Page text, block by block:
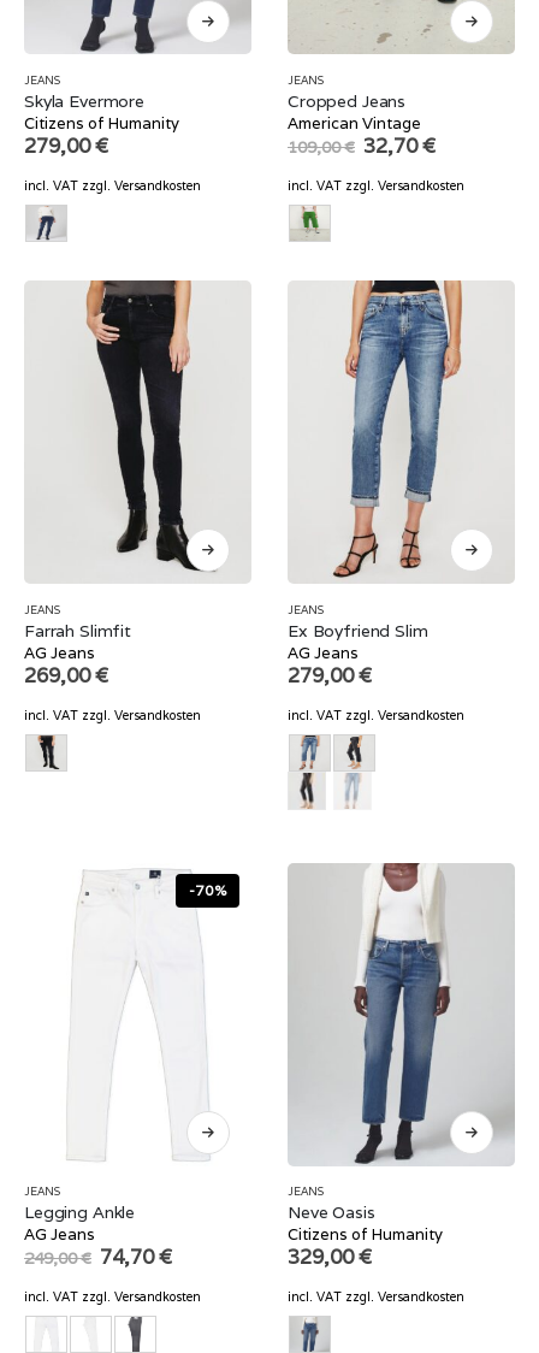
JEANS
Skyla Evermore
Citizens of Humanity
279,00€
incl. VAT zzgl. Versandkosten
JEANS
Cropped Jeans
American Vintage
109,00€ Original
price
was:
109,00 €.
32,70€Current
is:
incl. VAT zzgl. Versandkosten
JEANS
Farrah Slimfit
AG Jeans
269,00€
incl. VAT zzgl. Versandkosten
JEANS
Ex Boyfriend Slim
AG Jeans
279,00€
incl. VAT zzgl. Versandkosten
-70%
JEANS
Legging Ankle
AG Jeans
249,00€ Original
price
was:
249,00 €.
74,70€Current
is:
incl. VAT zzgl. Versandkosten
JEANS
Neve Oasis
Citizens of Humanity
329,00€
incl. VAT zzgl. Versandkosten